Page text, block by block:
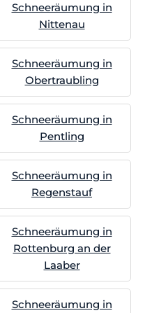
Schneeräumung in
Nittenau
Schneeräumung in
Obertraubling
Schneeräumung in
Pentling
Schneeräumung in
Regenstauf
Schneeräumung in
Rottenburg an der
Laaber
Schneeräumung in